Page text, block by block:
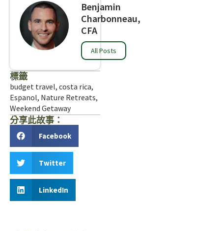
Benjamin
Charbonneau,
CFA
All Posts
標籤
budget travel, costa rica,
Espanol, Nature Retreats,
Weekend Getaway
分享此故事：
Facebook
Twitter
LinkedIn